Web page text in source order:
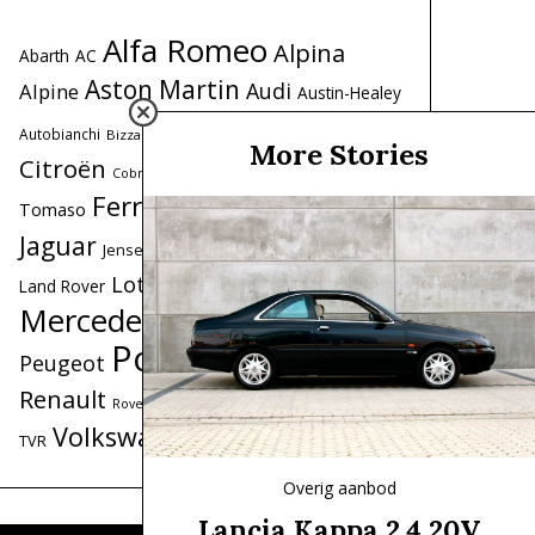
Abarth AC Alfa Romeo Alpina
Alpine Aston Martin Audi Austin-Healey
Autobianchi Bizzarrini BMW
Citroën Cobra
De
Tomaso FerrariFiat Ford Honda Iso
Jaguar Jensen LamborghiniLancia
Land Rover Lotus Maserati Mercedes
Mercedes-Benz MG MINI
Peugeot Porsche Range Rover
Renault Rover Saab Simca Triumph
TVR VolkswagenVolvo
More Stories
Overig aanbod